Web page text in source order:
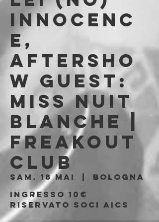
Innocenc
e,
Aftersho
w guest:
Miss Nuit
Blanche |
Freakout
Club
sam. 18 mai
Bologna
Ingresso 10€
riservato soci AICS